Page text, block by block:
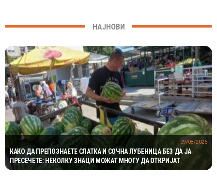
НАЈНОВИ
КАКО ДА ПРЕПОЗНАЕТЕ СЛАТКА И СОЧНА ЛУБЕНИЦА БЕЗ ДА ЈА
ПРЕСЕЧЕТЕ: НЕКОЛКУ ЗНАЦИ МОЖАТ МНОГУ ДА ОТКРИЈАТ
09/08/2026